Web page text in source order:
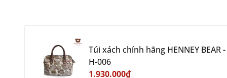
Túi xách chính hãng HENNEY BEAR -
H-006
1.930.000₫